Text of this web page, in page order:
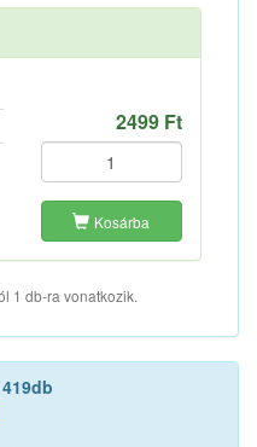
2499 Ft
Kosárba
1 db-ra vonatkozik.